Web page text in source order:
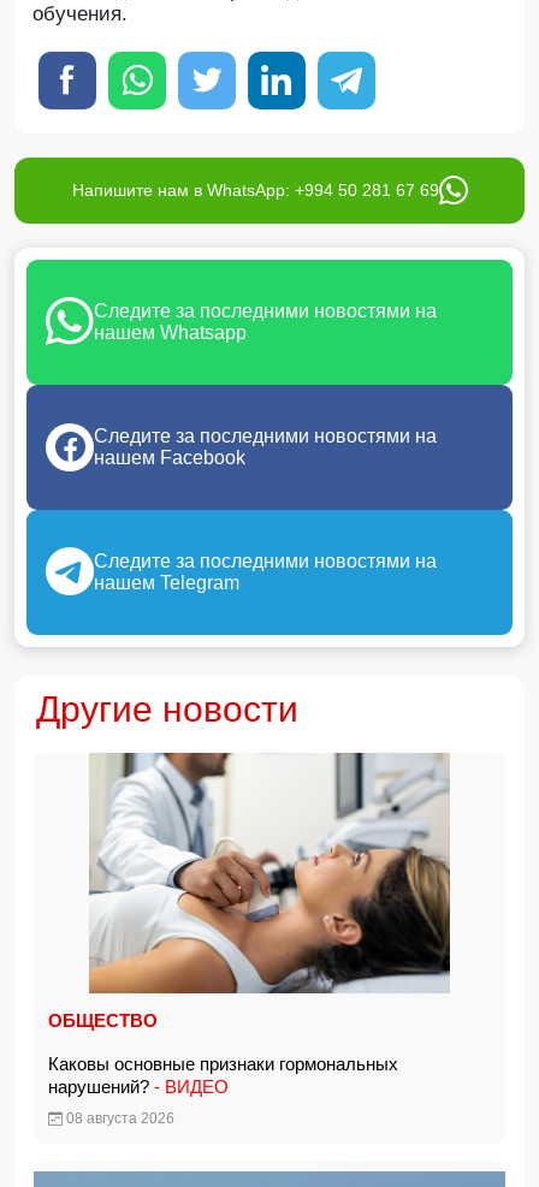
обучения.
Напишите нам в WhatsApp: +994 50 281 67 69
Следите за последними новостями на
нашем Whatsapp
Следите за последними новостями на
нашем Facebook
Следите за последними новостями на
нашем Telegram
Другие новости
ОБЩЕСТВО
Каковы основные признаки гормональных
нарушений? - ВИДЕО
08 августа 2026